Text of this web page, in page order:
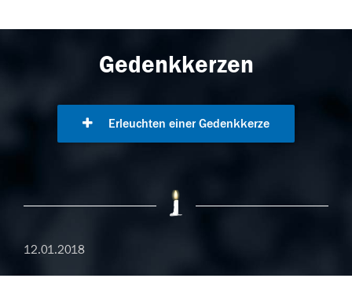
Gedenkkerzen
Erleuchten einer Gedenkkerze
12.01.2018